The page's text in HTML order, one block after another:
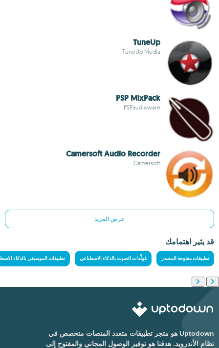
TuneUp
TuneUp Media
PSP MixPack
PSPaudioware
Camersoft Audio Recorder
Camersoft
عرض المزيد
قد يثير اهتمامك
تطبيقات مفتوحة المصدر مُولِّدات الصوت بالذكاء الاصطناعي تطبيقات الموسيقى بالذكاء
Uptodown هو متجر تطبيقات متعدد المنصات متخصص في
نظام الأندرويد. هدفنا هو توفير الوصول المجاني والمفتوح إلى